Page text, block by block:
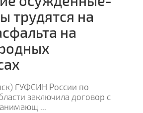
трудятся на
на
ГУФСИН России по
заключила договор с
...